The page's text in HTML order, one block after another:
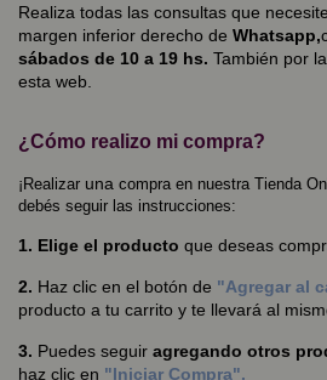
Realiza todas las consultas que
margen inferior derecho de Whatsapp,
sábados de 10 a 19 hs. También por la
esta web.
¿Cómo realizo mi compra?
¡Realizar una compra en nuestra Tienda
debés seguir las instrucciones:
1. Elige el producto que deseas
2. Haz clic en el botón de "Agregar al
producto a tu carrito y te llevará al
3. Puedes seguir agregando otros
haz clic en "Iniciar Compra".